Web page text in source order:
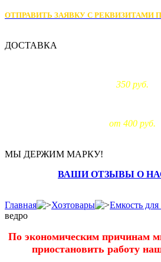
ОТПРАВИТЬ ЗАЯВКУ С РЕКВИЗИТАМИ
ДОСТАВКА
350 руб.
от 400 руб.
МЫ ДЕРЖИМ МАРКУ!
ВАШИ ОТЗЫВЫ О
Главная Хозтовары Емкость для
ведро
По экономическим причинам
приостановить работу